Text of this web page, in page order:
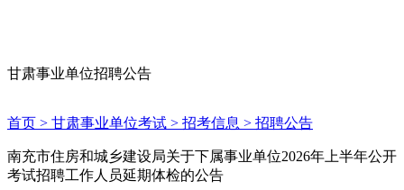
甘肃事业单位招聘公告
首页 > 甘肃事业单位考试 > 招考信息 > 招聘公告
南充市住房和城乡建设局关于下属事业单位2026年上半年公开
考试招聘工作人员延期体检的公告